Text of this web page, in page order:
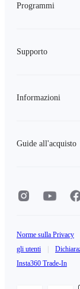
Programmi
Supporto
Informazioni
Guide all'acquisto
Norme sulla Privacy
gli utenti
Insta360 Trade-In